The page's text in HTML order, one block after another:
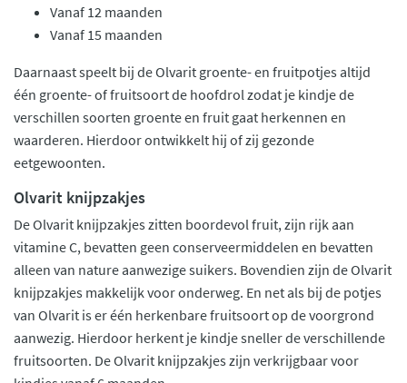
Vanaf 12 maanden
Vanaf 15 maanden
Daarnaast speelt bij de Olvarit groente- en fruitpotjes altijd
één groente- of fruitsoort de hoofdrol zodat je kindje de
verschillen soorten groente en fruit gaat herkennen en
waarderen. Hierdoor ontwikkelt hij of zij gezonde
eetgewoonten.
Olvarit knijpzakjes
De Olvarit knijpzakjes zitten boordevol fruit, zijn rijk aan
vitamine C, bevatten geen conserveermiddelen en bevatten
alleen van nature aanwezige suikers. Bovendien zijn de Olvarit
knijpzakjes makkelijk voor onderweg. En net als bij de potjes
van Olvarit is er één herkenbare fruitsoort op de voorgrond
aanwezig. Hierdoor herkent je kindje sneller de verschillende
fruitsoorten. De Olvarit knijpzakjes zijn verkrijgbaar voor